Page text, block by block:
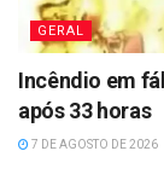
GERAL
Incêndio em
após 33 horas
7 DE AGOSTO DE 2026